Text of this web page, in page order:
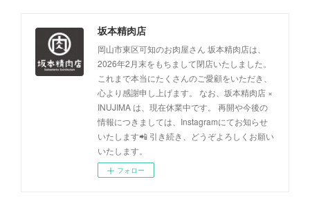
坂本精肉店
岡山市東区可知のお肉屋さん 坂本精肉店は、
2026年2月末をもちまして閉店いたしました。
これまで本当にたくさんのご愛顧をいただき、
心より感謝申し上げます。 なお、坂本精肉店 ×
INUJIMA は、現在休業中です。 再開や今後の
情報につきましては、Instagramにてお知らせ
いたします📲 引き続き、どうぞよろしくお願い
いたします。
フォロー